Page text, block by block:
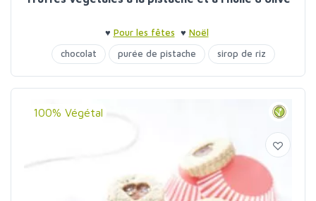
♥ Pour les fêtes ♥ Noël
chocolat
purée de pistache sirop de riz
100% Végétal